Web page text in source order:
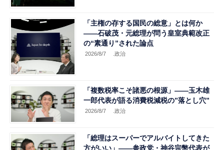
「主権の存する国民の総意」とは何か
――石破茂・元総理が問う皇室典範改正
の“素通り”された論点
2026/8/7 .政治
「複数税率こそ諸悪の根源」――玉木雄
一郎代表が語る消費税減税の”落とし穴”
2026/8/7 .政治
「総理はスーパーでアルバイトしてきた
方がいい」――参政党・神谷宗幣代表が